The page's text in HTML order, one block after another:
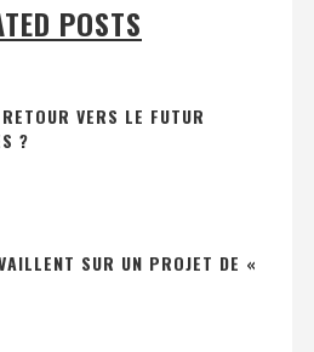
POSTS
VERS LE FUTUR
?
SUR UN PROJET DE «